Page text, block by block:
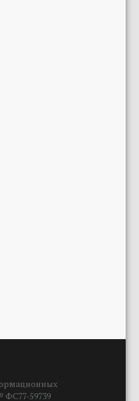
ФС77-59739